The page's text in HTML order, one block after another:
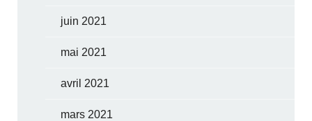
juin 2021
mai 2021
avril 2021
mars 2021